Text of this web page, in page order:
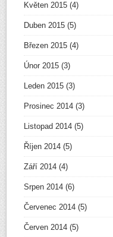
Květen 2015 (4)
Duben 2015 (5)
Březen 2015 (4)
Únor 2015 (3)
Leden 2015 (3)
Prosinec 2014 (3)
Listopad 2014 (5)
Říjen 2014 (5)
Září 2014 (4)
Srpen 2014 (6)
Červenec 2014 (5)
Červen 2014 (5)